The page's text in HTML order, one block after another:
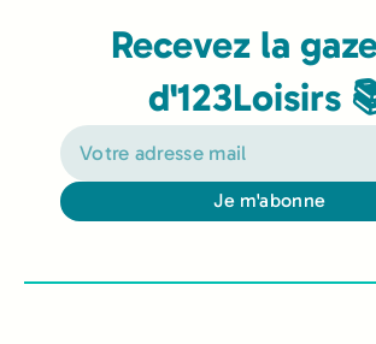
Recevez la
d'123Loisirs
Je m'abonne